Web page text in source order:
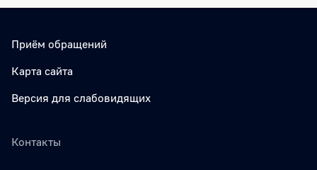
Приём обращений
Карта сайта
Версия для слабовидящих
Контакты